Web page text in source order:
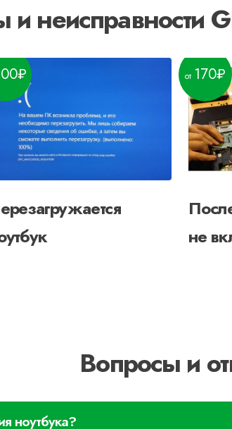
неисправности
не
170
Вопросы и
ноутбука?